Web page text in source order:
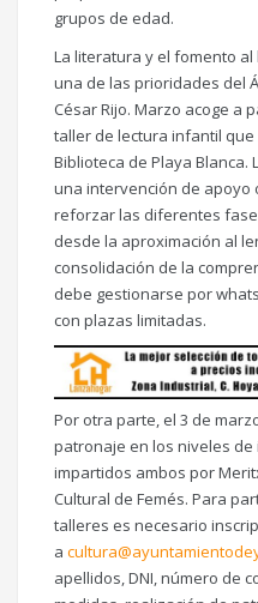
grupos de edad.
La literatura y el fomento
una de las prioridades del
César Rijo. Marzo acoge a
taller de lectura infantil
Biblioteca de Playa Blanca.
una intervención de apoyo
reforzar las diferentes
desde la aproximación al
consolidación de la
debe gestionarse por
con plazas limitadas.
Por otra parte, el 3 de
patronaje en los niveles
impartidos ambos por
Cultural de Femés. Para
talleres es necesario
a
apellidos, DNI, número de